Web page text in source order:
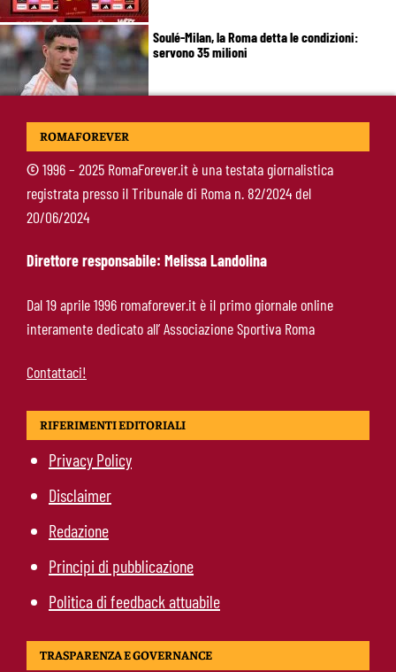
Soulé-Milan, la Roma detta le condizioni:
servono 35 milioni
Koulierakis-Roma, impatto immediato: gol e
Calciomercato Roma, scout a Praga per
Fofana: il prezzo fissato dal Lione
ROMAFOREVER
©1996 – 2025 RomaForever.it è una testata giornalistica
registrata presso il Tribunale di Roma n. 82/2024 del
20/06/2024
Direttore responsabile: Melissa Landolina
Dal 19 aprile 1996 romaforever.it è il primo giornale online
interamente dedicato all’ Associazione Sportiva Roma
Contattaci!
RIFERIMENTI EDITORIALI
Privacy Policy
Disclaimer
Redazione
Principi di pubblicazione
Politica di feedback attuabile
TRASPARENZA E GOVERNANCE